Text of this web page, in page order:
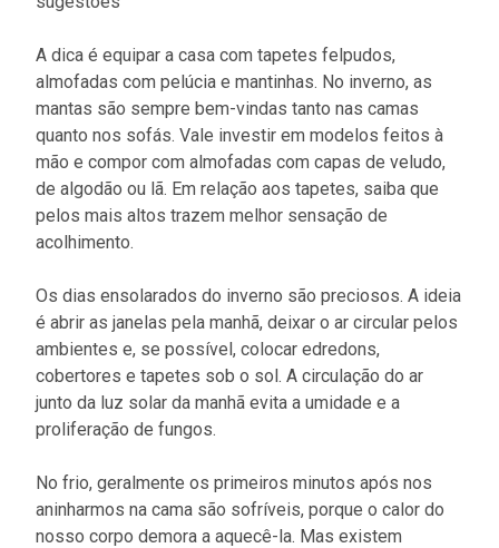
A dica é equipar a casa com tapetes felpudos,
almofadas com pelúcia e mantinhas. No inverno, as
mantas são sempre bem-vindas tanto nas camas
quanto nos sofás. Vale investir em modelos feitos à
mão e compor com almofadas com capas de veludo,
de algodão ou lã. Em relação aos tapetes, saiba que
pelos mais altos trazem melhor sensação de
acolhimento.
Os dias ensolarados do inverno são preciosos. A ideia
é abrir as janelas pela manhã, deixar o ar circular pelos
ambientes e, se possível, colocar edredons,
cobertores e tapetes sob o sol. A circulação do ar
junto da luz solar da manhã evita a umidade e a
proliferação de fungos.
No frio, geralmente os primeiros minutos após nos
aninharmos na cama são sofríveis, porque o calor do
nosso corpo demora a aquecê-la. Mas existem